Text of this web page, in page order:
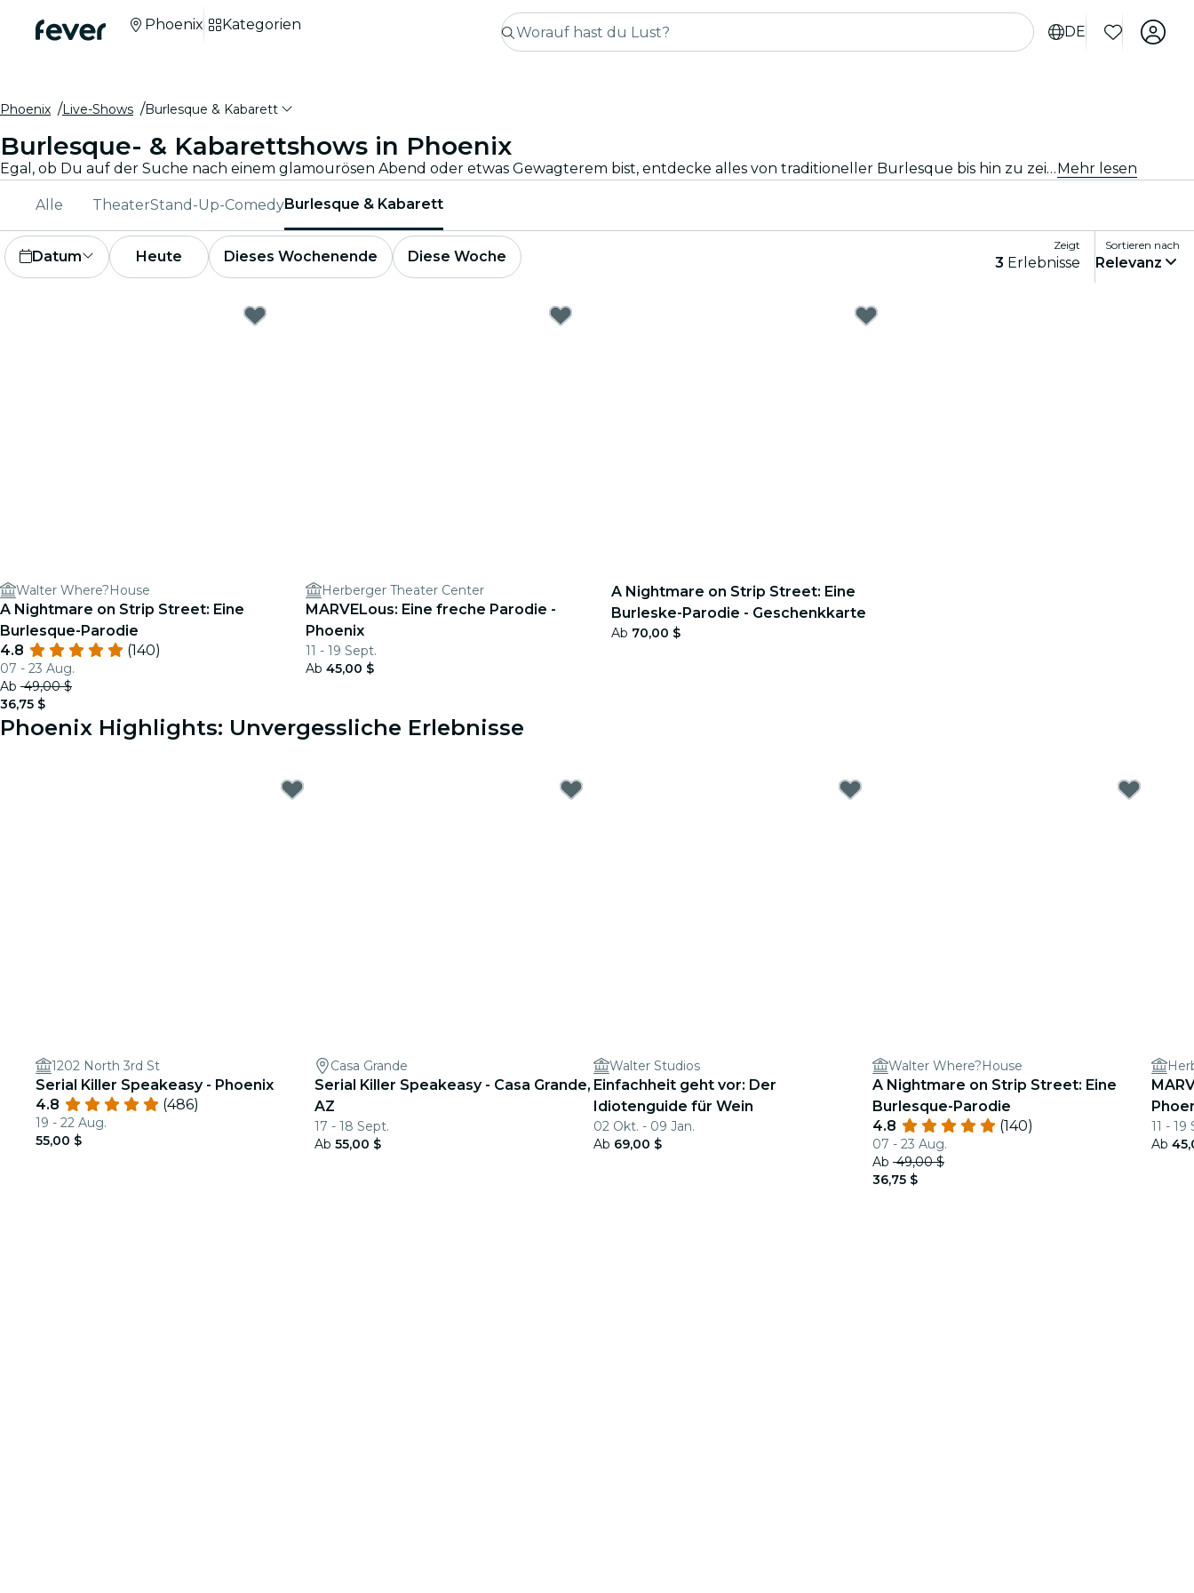
DE
Phoenix Kategorien
Phoenix Live-Shows Burlesque & Kabarett
Burlesque- & Kabarettshows in Phoenix
Egal, ob Du auf der Suche nach einem glamourösen Abend oder etwas Gewagterem bist, entdecke alles von traditioneller Burlesque bis hin zu zeitgenössischen Kabarettshows in Phoenix, und genieße ein einzigartiges und unterhaltsames Erlebnis.Mehr lesen
Alle TheaterStand-Up-ComedyBurlesque & Kabarett
Datum Heute Dieses Wochenende Diese Woche
Zeigt
3 Erlebnisse
Sortieren nach
Relevanz
Walter Where?House
A Nightmare on Strip Street: Eine
Burlesque-Parodie
4.8
(140)
07 - 23 Aug.
Ab 49,00 $
36,75 $
Herberger Theater Center
MARVELous: Eine freche Parodie -
Phoenix
11 - 19 Sept.
Ab 45,00 $
A Nightmare on Strip Street: Eine
Burleske-Parodie - Geschenkkarte
Ab 70,00 $
Phoenix Highlights: Unvergessliche Erlebnisse
1202 North 3rd St
Serial Killer Speakeasy - Phoenix
4.8
(486)
19 - 22 Aug.
55,00 $
Casa Grande
Serial Killer Speakeasy - Casa Grande,
AZ
17 - 18 Sept.
Ab 55,00 $
Walter Studios
Einfachheit geht vor: Der
Idiotenguide für Wein
02 Okt. - 09 Jan.
Ab 69,00 $
Walter Where?House
A Nightmare on Strip Street: Eine
Burlesque-Parodie
4.8
(140)
07 - 23 Aug.
Ab 49,00 $
36,75 $
11 - 19
Ab